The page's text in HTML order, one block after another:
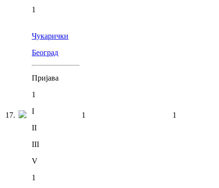
1
17.
Чукарички
Београд
Пријава
1
I
II
III
V
1
1 1